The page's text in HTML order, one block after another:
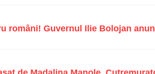
români! Guvernul Ilie Bolojan